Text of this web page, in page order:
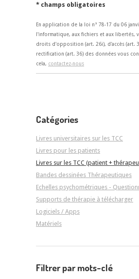
* champs obligatoires
En application de la loi n° 78-17 du 06
l'informatique, aux fichiers et aux libertés,
droits d'opposition (art. 26i), d'accès (art.
rectification (art. 36) des données vous
cela, contactez-nous
Catégories
Livres universitaires sur les TCC
Livres pour les patients
Livres sur les TCC (patient +
Bandes dessinées Thérapeutiques
Echelles psychométriques -
Supports de thérapie à télécharger
Logiciels / Apps
Matériels
Filtrer par mots-clé